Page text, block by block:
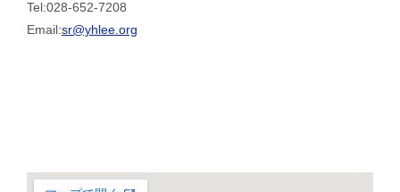
Tel:028-652-7208
Email:sr@yhlee.org